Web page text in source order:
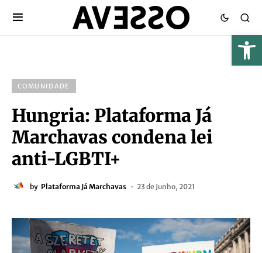
COMUNIDADE
Hungria: Plataforma Já
Marchavas condena lei
anti-LGBTI+
by Plataforma Já Marchavas 23 de Junho, 2021